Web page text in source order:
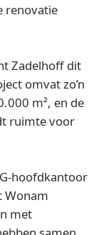
renovatie
Zadelhoff dit
omvat zo’n
m², en de
ruimte voor
hoofdkantoor
Wonam
met